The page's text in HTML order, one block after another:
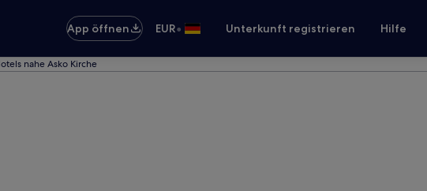
App öffnen EUR• Unterkunft registrieren Hilfe
nahe Asko Kirche